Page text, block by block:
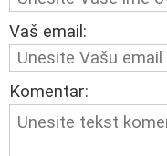
Vaš email:
Komentar: